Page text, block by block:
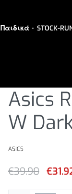
Παιδικά STOCK-
Asics
W
ASICS
€39.90 €